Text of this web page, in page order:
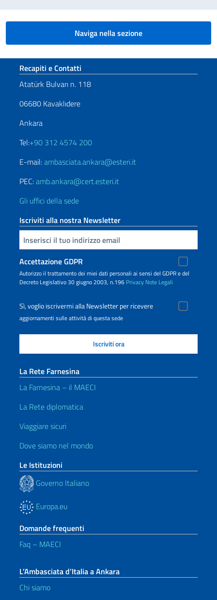
Naviga nella sezione
Sezione footer
Recapiti e Contatti
Atatürk Bulvarı n. 118
06680 Kavaklıdere
Ankara
Tel:+90 312 4574 200
E-mail:ambasciata.ankara@esteri.it
PEC:amb.ankara@cert.esteri.it
Gli uffici della sede
Iscriviti alla nostra Newsletter
Inserisci la tua email
Accettazione GDPR
Autorizzo il trattamento dei miei dati personali ai sensi del GDPR e del
Decreto Legislativo 30 giugno 2003, n.196 Privacy Note Legali
Sì, voglio iscrivermi alla Newsletter per ricevere
aggiornamenti sulle attività di questa sede
La Rete Farnesina
La Farnesina – il MAECI
La Rete diplomatica
Viaggiare sicuri
Dove siamo nel mondo
Le Istituzioni
Governo Italiano
Europa.eu
Domande frequenti
Faq – MAECI
L’Ambasciata d’Italia a Ankara
Chi siamo